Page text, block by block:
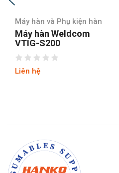
Máy hàn và Phụ kiện hàn
Máy hàn Weldcom
VTIG-S200
Liên hệ